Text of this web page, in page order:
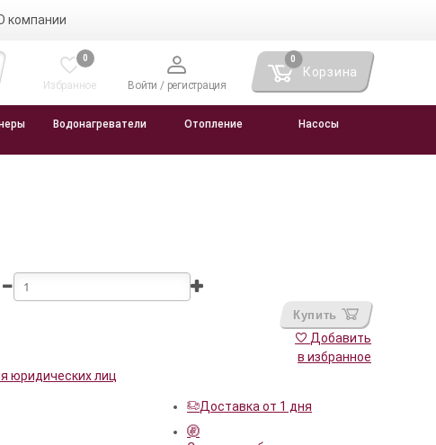
компании
0
Избранное Войти / регистрация
0
Корзина
Водонагреватели Отопление Насосы
Купить
Добавить
в избранное
юридических лиц
Доставка от 1 дня